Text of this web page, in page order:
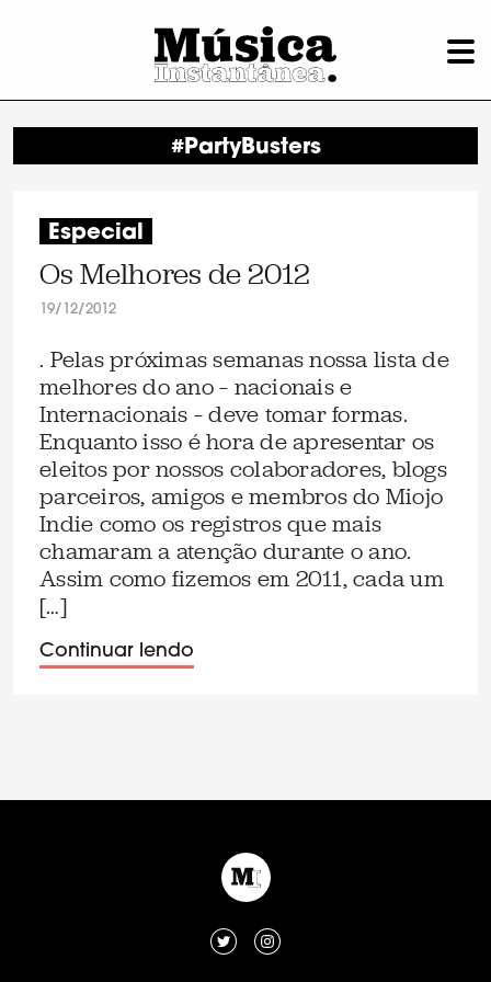
#PartyBusters
Especial
Os Melhores de 2012
19/12/2012
. Pelas próximas semanas nossa lista de
melhores do ano – nacionais e
Internacionais – deve tomar formas.
Enquanto isso é hora de apresentar os
eleitos por nossos colaboradores, blogs
parceiros, amigos e membros do Miojo
Indie como os registros que mais
chamaram a atenção durante o ano.
Assim como fizemos em 2011, cada um
[…]
Continuar lendo